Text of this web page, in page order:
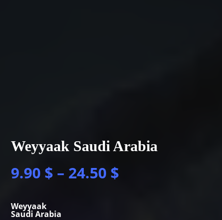
Weyyaak Saudi Arabia
9.90 $ – 24.50 $
Weyyaak
Saudi Arabia